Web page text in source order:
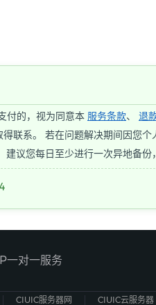
付的，视为同意本 服务条款、 退
联系。 若在问题解决期间因您个
议您每日至少进行一次异地备份
一对一服务
CIUIC服务器网 CIUIC云服务器